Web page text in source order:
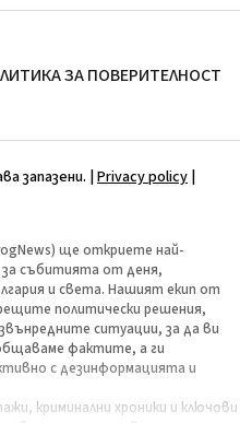
ЗА ПОВЕРИТЕЛНОСТ
запазени. | Privacy policy
ще откриете най-
събитията от деня,
и света. Нашият екип от
политически решения,
ситуации, за да ви
фактите, а ги
с дезинформацията и
криминални хроники и ключови